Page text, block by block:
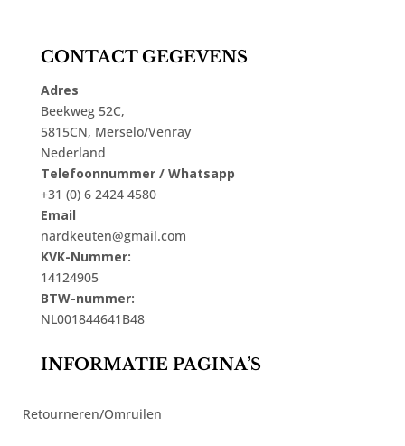
CONTACT GEGEVENS
Adres
Beekweg 52C,
5815CN, Merselo/Venray
Nederland
Telefoonnummer / Whatsapp
+31 (0) 6 2424 4580
Email
nardkeuten@gmail.com
KVK-Nummer:
14124905
BTW-nummer:
NL001844641B48
INFORMATIE PAGINA’S
Retourneren/Omruilen